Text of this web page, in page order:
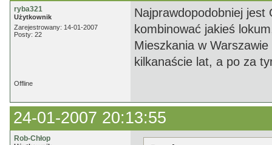
ryba321
Użytkownik
Zarejestrowany: 14-01-2007
Posty: 22
Najprawdopodobniej jest
kombinować jakieś
Mieszkania w
kilkanaście lat, a po za
Offline
24-01-2007 20:13:55
Rob-Chłop